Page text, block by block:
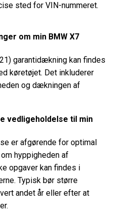
sted for VIN-nummeret.
om min BMW X7
garantidækning kan findes
køretøjet. Det inkluderer
og dækningen af
vedligeholdelse til min
er afgørende for optimal
hyppigheden af
opgaver kan findes i
Typisk bør større
andet år eller efter at